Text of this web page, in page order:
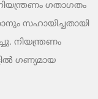
ഗതാഗതം
സഹായിച്ചതായി
നിയന്ത്രണം
ഗണ്യമായ